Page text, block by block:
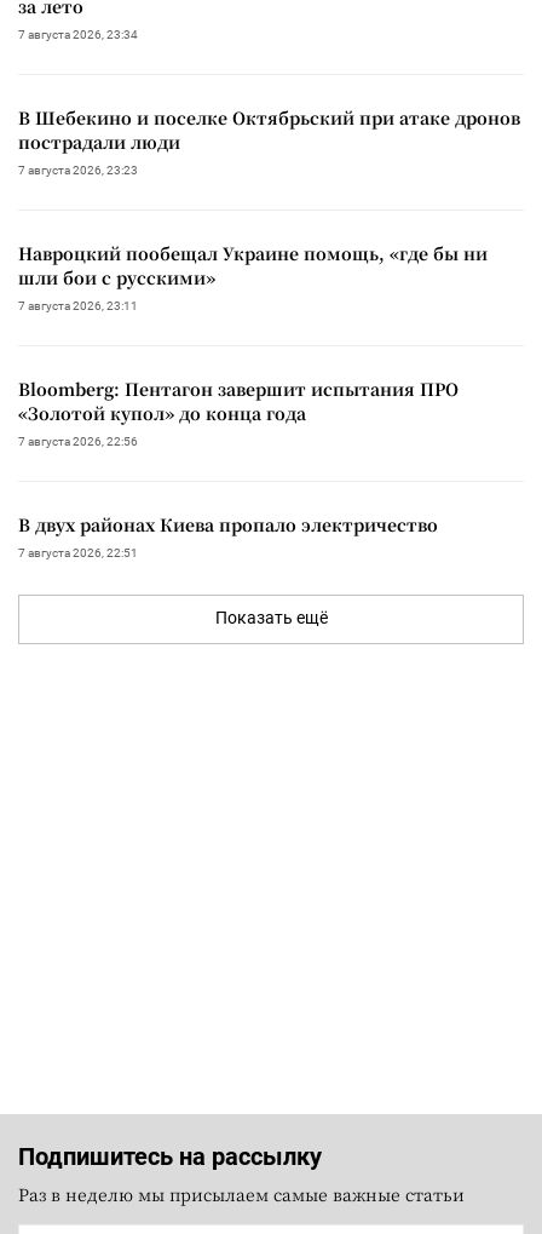
за лето
7 августа 2026, 23:34
В Шебекино и поселке Октябрьский при атаке дронов
пострадали люди
7 августа 2026, 23:23
Навроцкий пообещал Украине помощь, «где бы ни
шли бои с русскими»
7 августа 2026, 23:11
Bloomberg: Пентагон завершит испытания ПРО
«Золотой купол» до конца года
7 августа 2026, 22:56
В двух районах Киева пропало электричество
7 августа 2026, 22:51
Показать ещё
Подпишитесь на рассылку
Раз в неделю мы присылаем самые важные статьи